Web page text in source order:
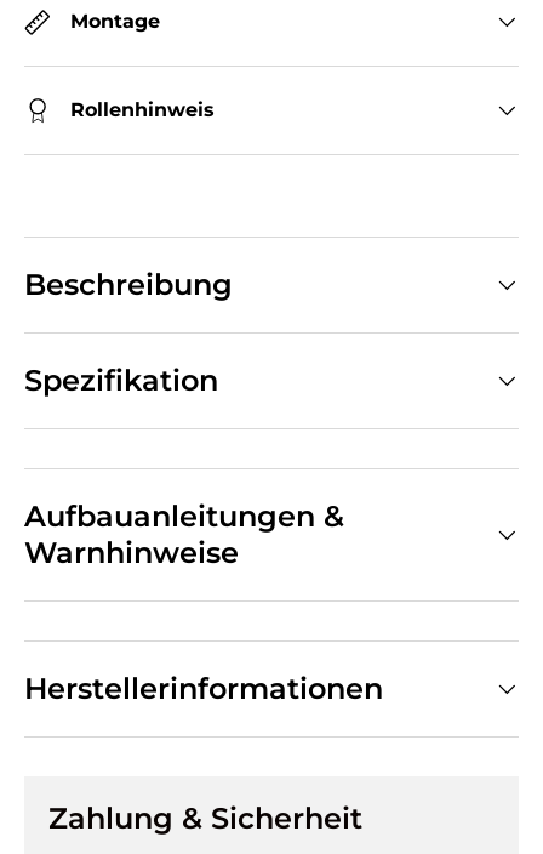
Montage
Rollenhinweis
Beschreibung
Spezifikation
Aufbauanleitungen &
Warnhinweise
Herstellerinformationen
Zahlung & Sicherheit